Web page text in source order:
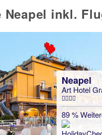
Neapel inkl.
Neapel
Art Hotel
89 %